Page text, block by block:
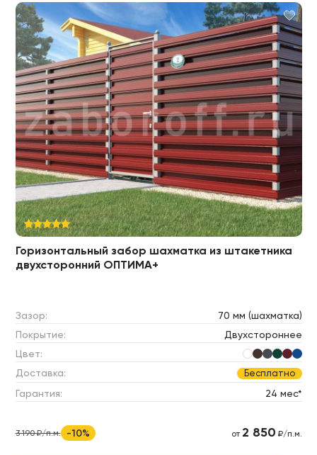
Горизонтальный забор шахматка из штакетника
двухсторонний ОПТИМА+
Зазор:
70 мм (шахматка)
Покрытие:
Двухстороннее
Цвет:
Доставка:
Бесплатно
Гарантия: 24 мес*
3 190 ₽/п.м. -10% от 2 850 ₽/п.м.